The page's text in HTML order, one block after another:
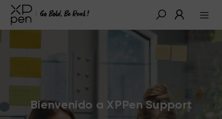
Bienvenido a XPPen Support